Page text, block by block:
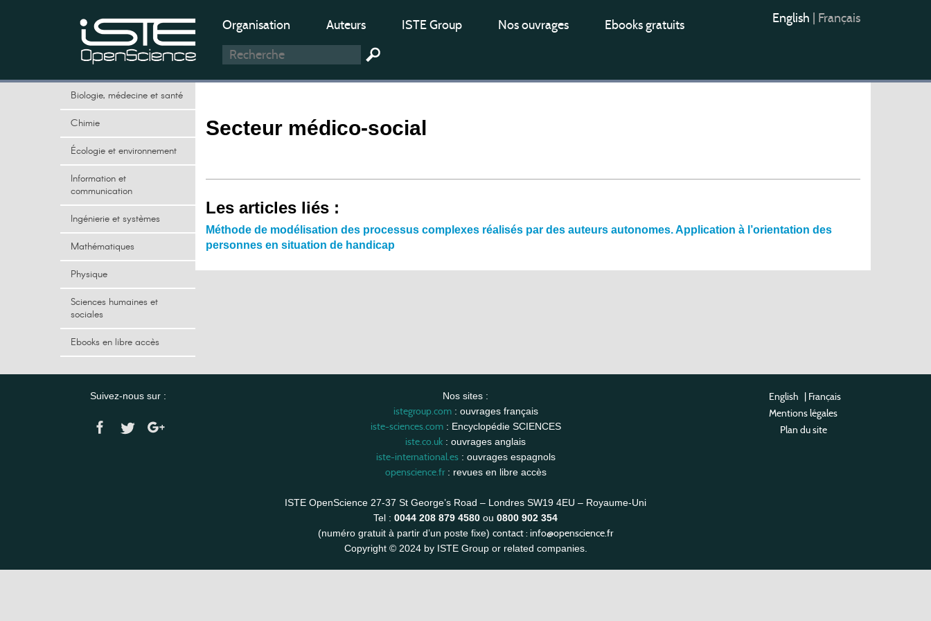
Organisation Auteurs ISTE Group Nos ouvrages Ebooks gratuits English Français
Biologie, médecine et santé
Chimie
Écologie et environnement
Information et
communication
Ingénierie et systèmes
Mathématiques
Physique
Sciences humaines et
sociales
Ebooks en libre accès
Secteur médico-social
Les articles liés :
Méthode de modélisation des processus complexes réalisés par des auteurs autonomes. Application à l’orientation des
personnes en situation de handicap
Suivez-nous sur : Nos sites :
istegroup.com: ouvrages français
iste-sciences.com: Encyclopédie SCIENCES
iste.co.uk : ouvrages anglais
iste-international.es: ouvrages espagnols
openscience.fr: revues en libre accès
ISTE OpenScience 27-37 St George’s Road – Londres SW19 4EU – Royaume-Uni
Tel : 0044 208 879 4580 ou 0800 902 354
(numéro gratuit à partir d’un poste fixe) contact : info@openscience.fr
Copyright © 2024 by ISTE Group or related companies.
English | Français
Mentions légales
Plan du site